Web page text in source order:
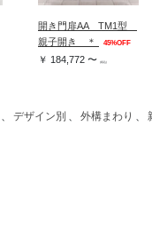
開き門扉AA TM1型
親子開き ＊
45%OFF
￥ 184,772 〜 (税込)
、 デザイン別 、 外構まわり 、